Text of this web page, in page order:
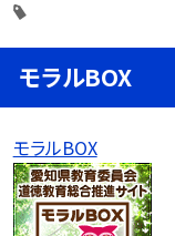
モラルBOX
モラルBOX